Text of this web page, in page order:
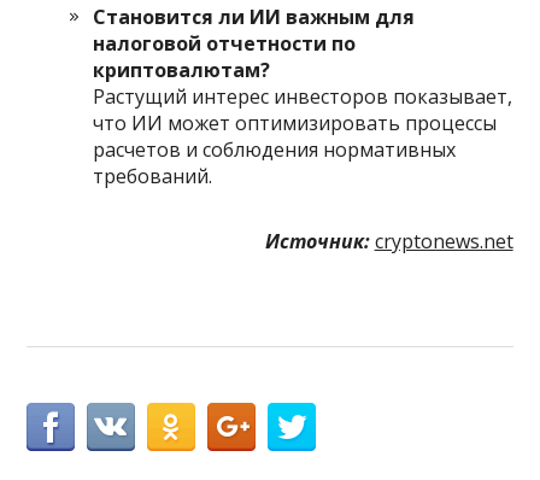
Становится ли ИИ важным для
налоговой отчетности по
криптовалютам?
Растущий интерес инвесторов показывает,
что ИИ может оптимизировать процессы
расчетов и соблюдения нормативных
требований.
Источник: cryptonews.net